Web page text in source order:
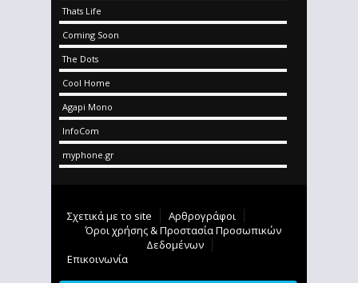
Thats Life
Coming Soon
The Dots
Cool Home
Agapi Mono
InfoCom
myphone.gr
Σχετικά με το site
Αρθρογράφοι
Όροι χρήσης & Προστασία Προσωπικών
Δεδομένων
Επικοινωνία